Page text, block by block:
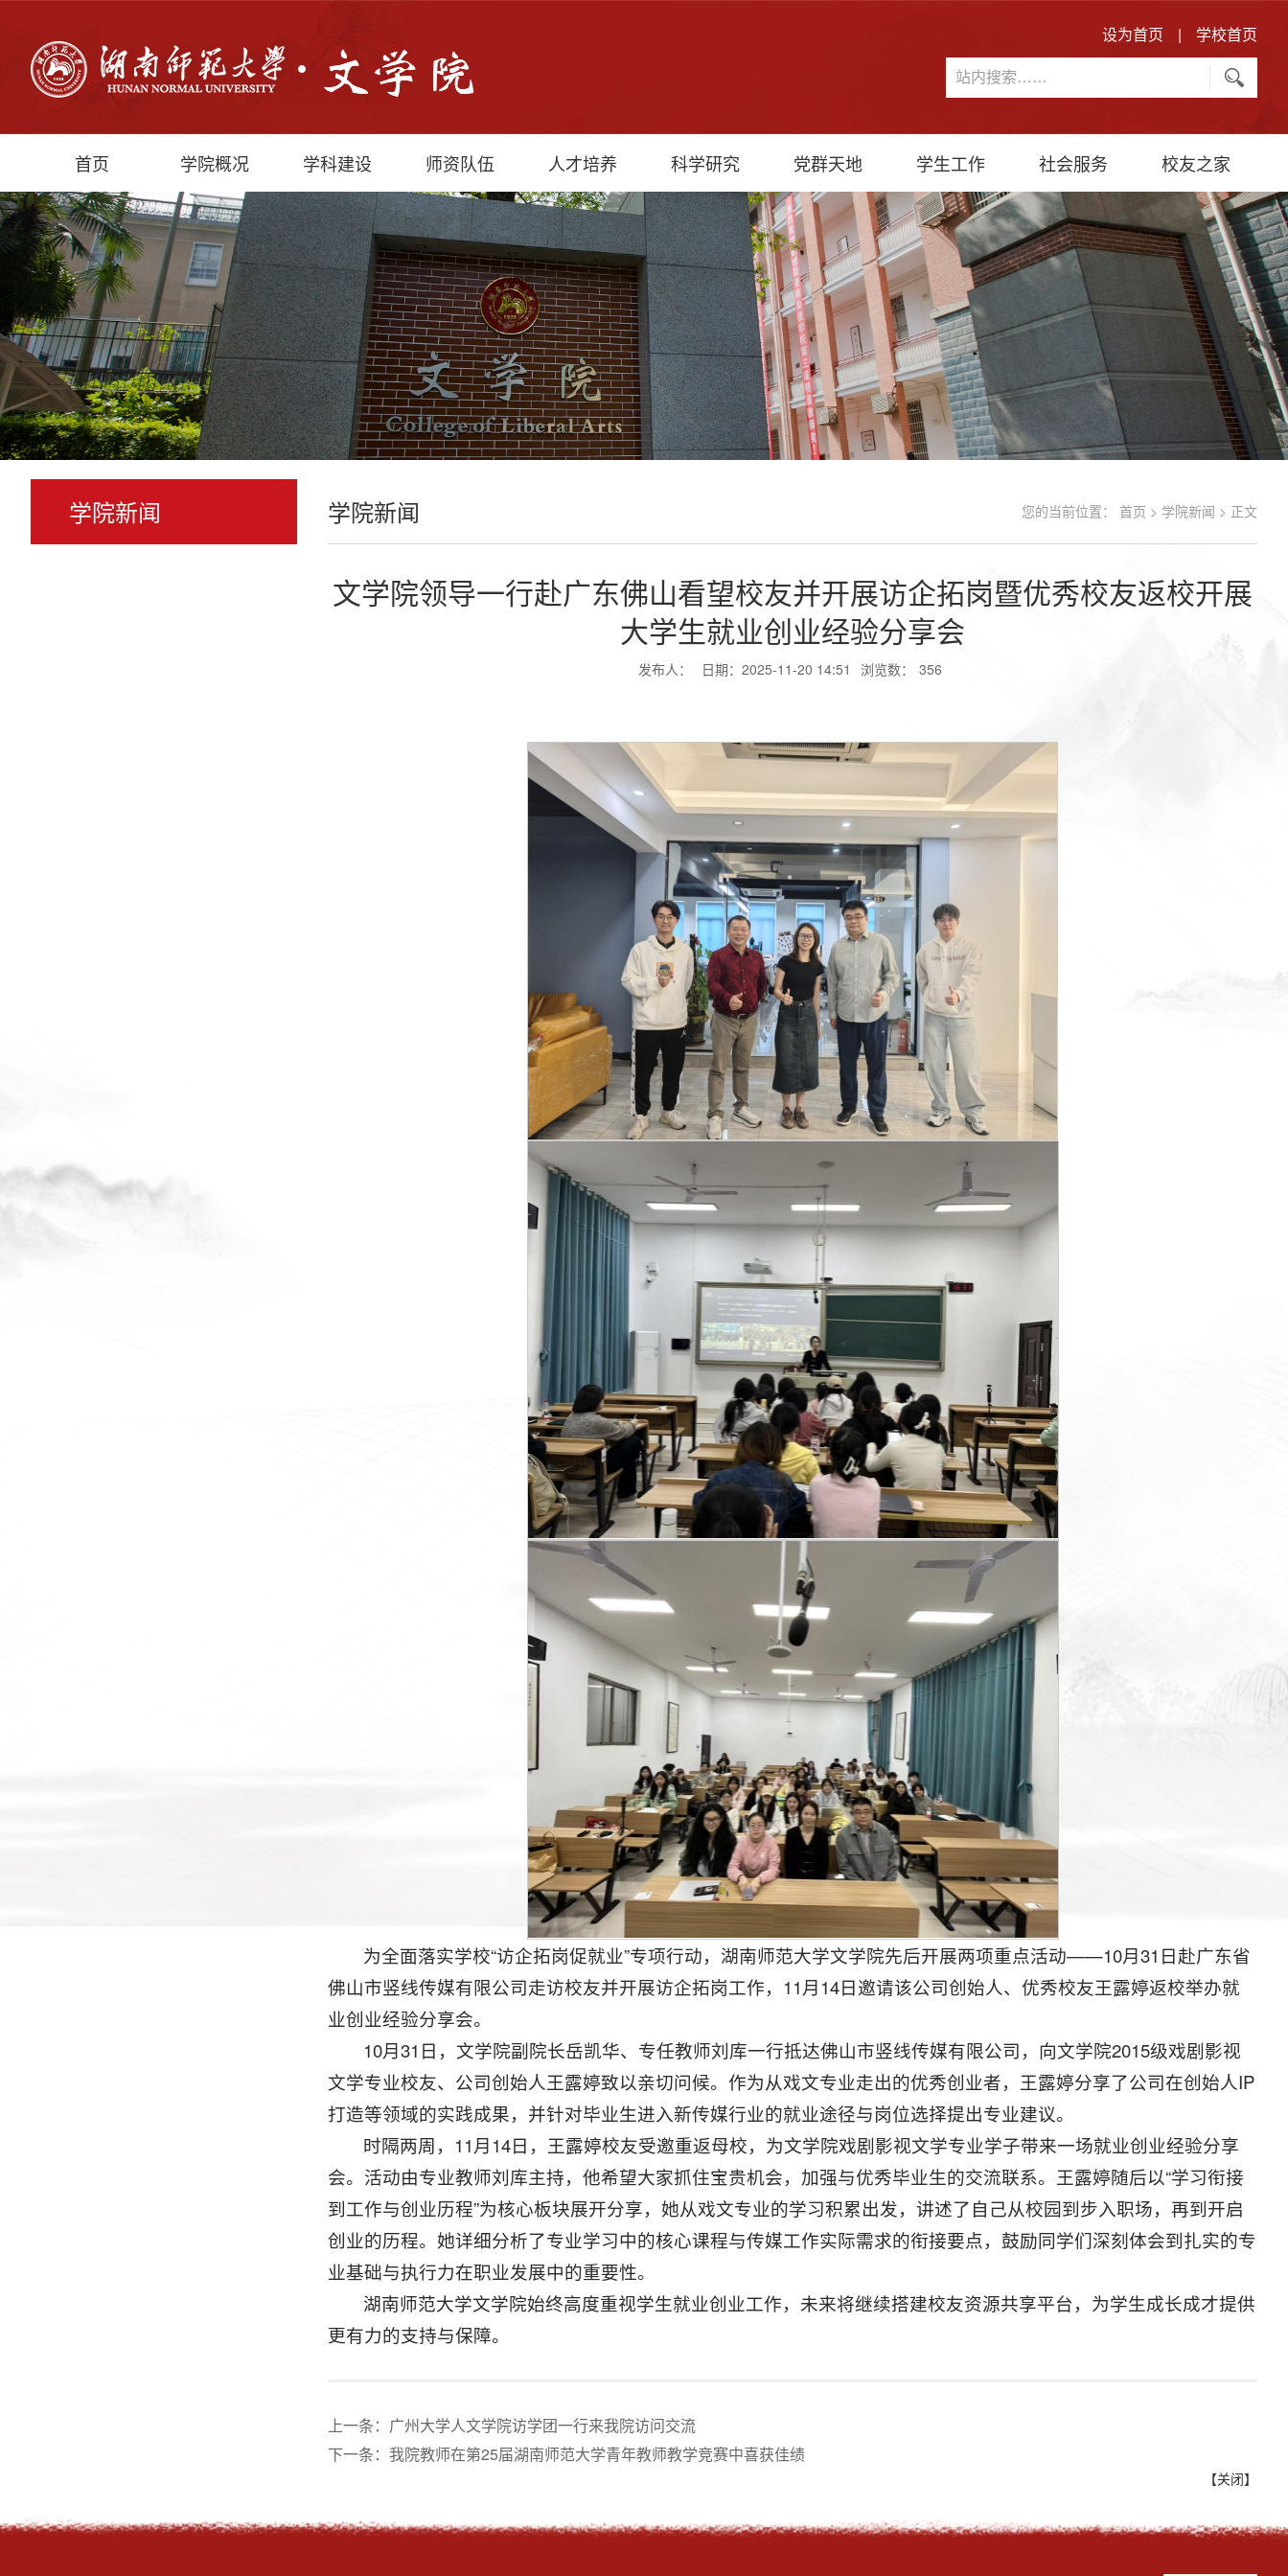
设为首页 | 学校首页
首页 学院概况 学科建设 师资队伍 人才培养 科学研究 党群天地 学生工作 社会服务 校友之家
学院新闻 学院新闻 您的当前位置： 首页 > 学院新闻 > 正文
文学院领导一行赴广东佛山看望校友并开展访企拓岗暨优秀校友返校开展
大学生就业创业经验分享会
发布人： 日期：2025-11-20 14:51 浏览数： 356
为全面落实学校“访企拓岗促就业”专项行动，湖南师范大学文学院先后开展两项重点活动——10月31日赴广东省
佛山市竖线传媒有限公司走访校友并开展访企拓岗工作，11月14日邀请该公司创始人、优秀校友王露婷返校举办就
业创业经验分享会。
10月31日，文学院副院长岳凯华、专任教师刘库一行抵达佛山市竖线传媒有限公司，向文学院2015级戏剧影视
文学专业校友、公司创始人王露婷致以亲切问候。作为从戏文专业走出的优秀创业者，王露婷分享了公司在创始人IP
打造等领域的实践成果，并针对毕业生进入新传媒行业的就业途径与岗位选择提出专业建议。
时隔两周，11月14日，王露婷校友受邀重返母校，为文学院戏剧影视文学专业学子带来一场就业创业经验分享
会。活动由专业教师刘库主持，他希望大家抓住宝贵机会，加强与优秀毕业生的交流联系。王露婷随后以“学习衔接
到工作与创业历程”为核心板块展开分享，她从戏文专业的学习积累出发，讲述了自己从校园到步入职场，再到开启
创业的历程。她详细分析了专业学习中的核心课程与传媒工作实际需求的衔接要点，鼓励同学们深刻体会到扎实的专
业基础与执行力在职业发展中的重要性。
湖南师范大学文学院始终高度重视学生就业创业工作，未来将继续搭建校友资源共享平台，为学生成长成才提供
更有力的支持与保障。
上一条： 广州大学人文学院访学团一行来我院访问交流
下一条： 我院教师在第25届湖南师范大学青年教师教学竞赛中喜获佳绩
【关闭】